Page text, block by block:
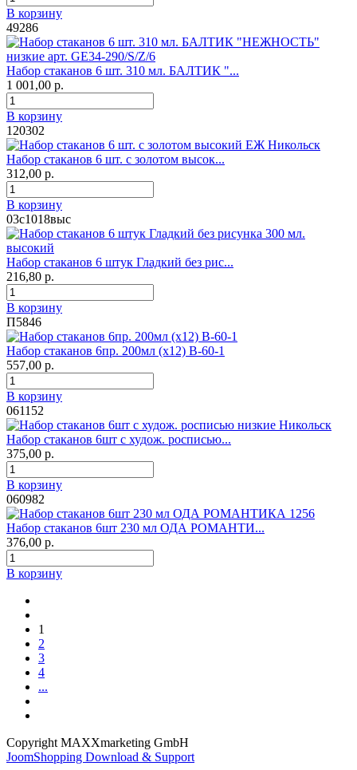
В корзину
49286
Набор стаканов 6 шт. 310 мл. БАЛТИК "...
1 001,00 р.
В корзину
120302
Набор стаканов 6 шт. с золотом высок...
312,00 р.
В корзину
03с1018выс
Набор стаканов 6 штук Гладкий без рис...
216,80 р.
В корзину
П5846
Набор стаканов 6пр. 200мл (х12) В-60-1
557,00 р.
В корзину
061152
Набор стаканов 6шт с худож. росписью...
375,00 р.
В корзину
060982
Набор стаканов 6шт 230 мл ОДА РОМАНТИ...
376,00 р.
В корзину
1
2
3
4
...
Copyright MAXXmarketing GmbH
JoomShopping Download & Support